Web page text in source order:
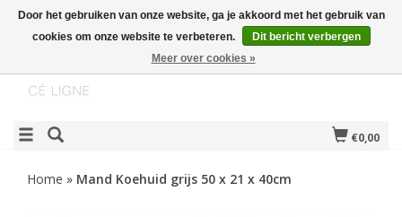
€0,00
Home » Mand Koehuid grijs 50 x 21 x 40cm
Door het gebruiken van onze website, ga je akkoord met het gebruik van
cookies om onze website te verbeteren.
Dit bericht verbergen
Meer over cookies »